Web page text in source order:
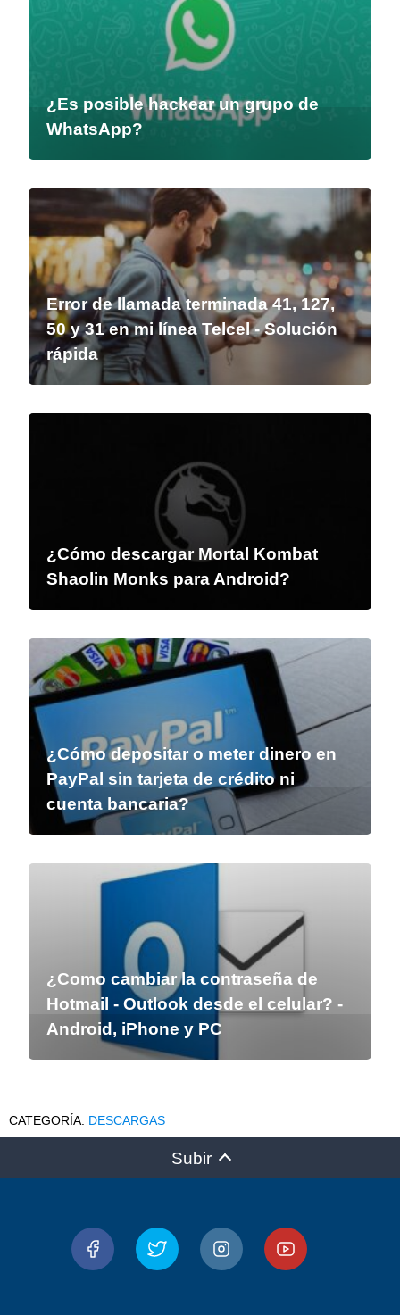
¿Es posible hackear un grupo de
WhatsApp?
Error de llamada terminada 41, 127,
50 y 31 en mi línea Telcel - Solución
rápida
¿Cómo descargar Mortal Kombat
Shaolin Monks para Android?
¿Cómo depositar o meter dinero en
PayPal sin tarjeta de crédito ni
cuenta bancaria?
¿Como cambiar la contraseña de
Hotmail - Outlook desde el celular? -
Android, iPhone y PC
DESCARGAS
Subir